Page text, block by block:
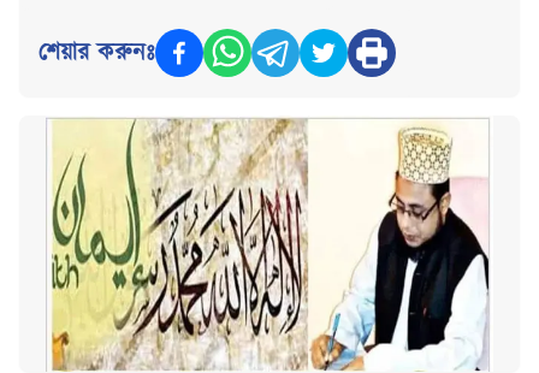
শেয়ার করুনঃ